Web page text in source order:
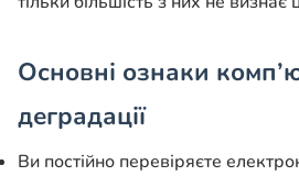
Основні ознаки
деградації
Ви постійно перевіряєте